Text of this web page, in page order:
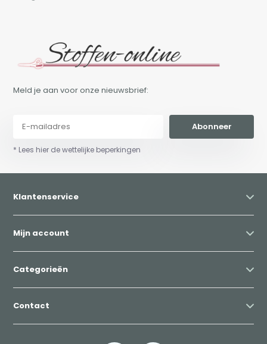
Meld je aan voor onze nieuwsbrief:
Abonneer
* Lees hier de wettelijke beperkingen
Klantenservice
Mijn account
Categorieën
Contact